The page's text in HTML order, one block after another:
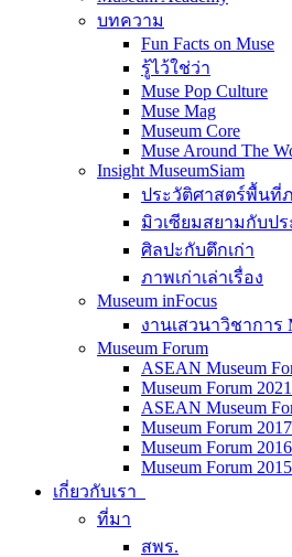
บทความ
Fun Facts on Muse
รู้ไว้ใช่ว่า
Muse Pop Culture
Muse Mag
Museum Core
Muse Around The
Insight MuseumSiam
ประวัติศาสตร์พื้นที่
มิวเซียมสยามกับป
ศิลปะกับตึกเก่า
ภาพเก่าเล่าเรื่อง
Museum inFocus
งานเสวนาวิชาการ
Museum Forum
ASEAN Museum
Museum Forum 2021
ASEAN Museum
Museum Forum 2017
Museum Forum 2016
Museum Forum 2015
เกี่ยวกับเรา
ที่มา
สพร.